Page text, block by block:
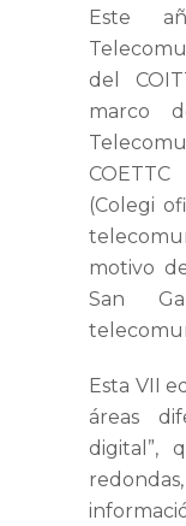
Este
del
marco
COETTC
(Colegi
motivo
San
Esta VII
áreas
digital”,